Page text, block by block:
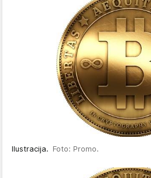
Ilustracija. Foto: Promo.